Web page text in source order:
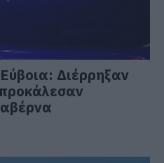
Διέρρηξαν